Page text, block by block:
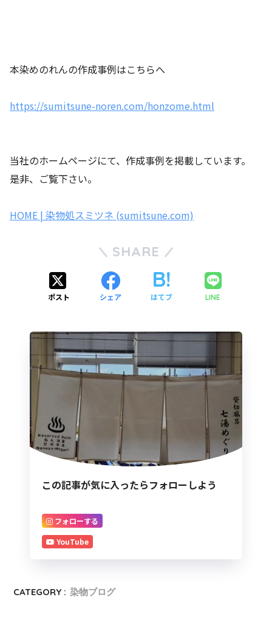
本染めのれんの作成事例はこちらへ
https://sumitsune-noren.com/honzome.html
当社のホームページにて、作成事例を掲載しています。
是非、ご覧下さい。
HOME | 染物処スミツネ (sumitsune.com)
SHARE
ポスト シェア はてブ LINE
この記事が気に入ったらフォローしよう
フォローする
YouTube
CATEGORY : 染物ブログ